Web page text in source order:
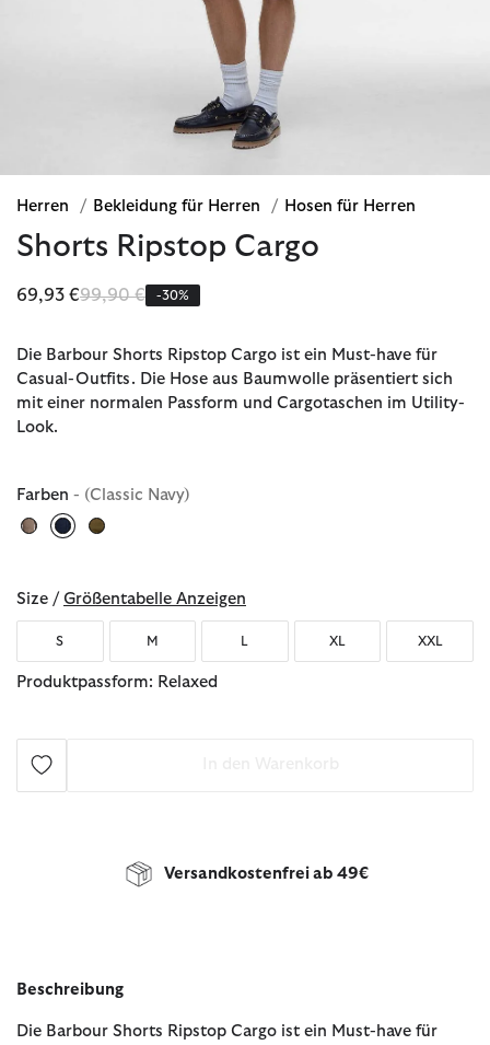
Herren / Bekleidung für Herren / Hosen für Herren
Shorts Ripstop Cargo
69,93 €Reduziert von
99,90 €bis-30%
Die Barbour Shorts Ripstop Cargo ist ein Must-have für
Casual-Outfits. Die Hose aus Baumwolle präsentiert sich
mit einer normalen Passform und Cargotaschen im Utility-
Look.
Farben - (Classic Navy)
Size / Größentabelle Anzeigen
S M L XL XXL
Produktpassform: Relaxed
Versandkostenfrei ab 49€
Beschreibung
Die Barbour Shorts Ripstop Cargo ist ein Must-have für